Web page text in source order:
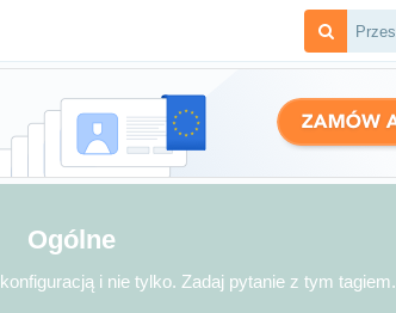
Ogólne
i nie tylko. Zadaj pytanie z tym tagiem.